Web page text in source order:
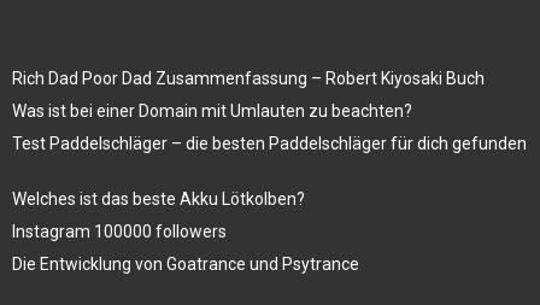
Rich Dad Poor Dad Zusammenfassung – Robert Kiyosaki Buch
Was ist bei einer Domain mit Umlauten zu beachten?
Test Paddelschläger – die besten Paddelschläger für dich gefunden
Welches ist das beste Akku Lötkolben?
Instagram 100000 followers
Die Entwicklung von Goatrance und Psytrance